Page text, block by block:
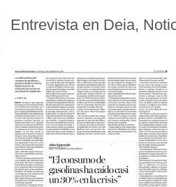
Entrevista en Deia,